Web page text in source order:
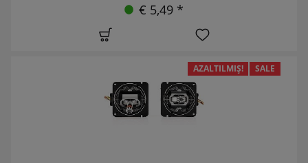
€ 5,49 *
AZALTILMIŞ! SALE